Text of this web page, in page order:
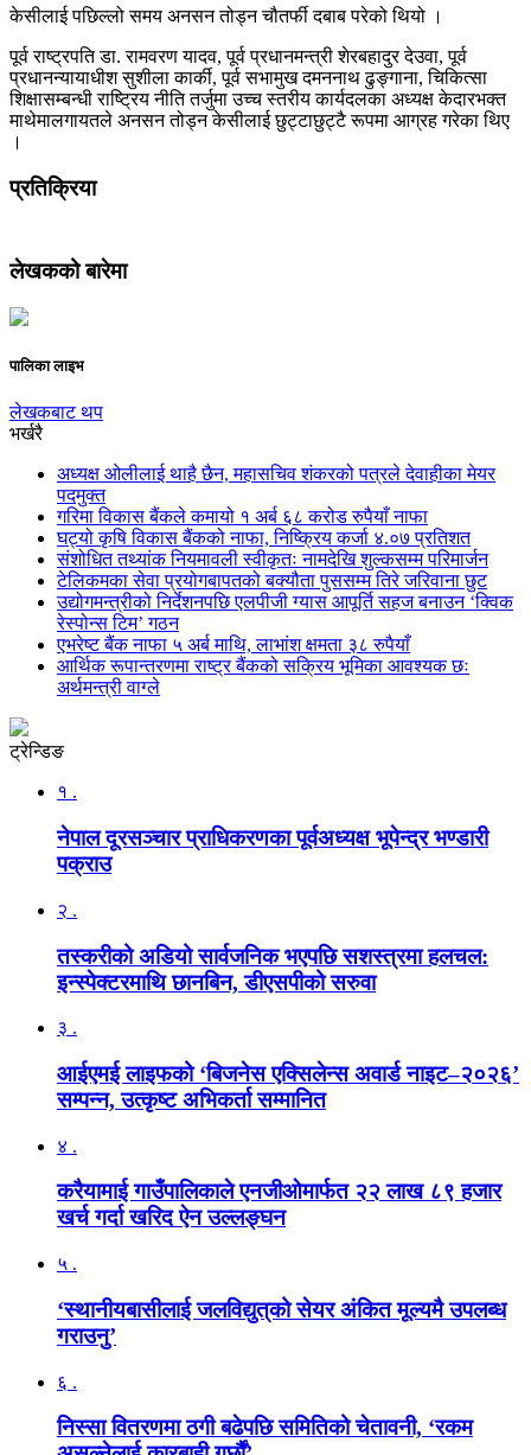
केसीलाई पछिल्लो समय अनसन तोड्न चौतर्फी दबाब परेको थियो ।
पूर्व राष्ट्रपति डा. रामवरण यादव, पूर्व प्रधानमन्त्री शेरबहादुर देउवा, पूर्व
प्रधानन्यायाधीश सुशीला कार्की, पूर्व सभामुख दमननाथ ढुङ्गाना, चिकित्सा
शिक्षासम्बन्धी राष्ट्रिय नीति तर्जुमा उच्च स्तरीय कार्यदलका अध्यक्ष केदारभक्त
माथेमालगायतले अनसन तोड्न केसीलाई छुट्टाछुट्टै रूपमा आग्रह गरेका थिए
।
प्रतिक्रिया
लेखकको बारेमा
पालिका लाइभ
लेखकबाट थप
भर्खरै
अध्यक्ष ओलीलाई थाहै छैन, महासचिव शंकरको पत्रले देवाहीका मेयर
पदमुक्त
गरिमा विकास बैंकले कमायो १ अर्ब ६८ करोड रुपैयाँ नाफा
घट्यो कृषि विकास बैंकको नाफा, निष्क्रिय कर्जा ४.०७ प्रतिशत
संशोधित तथ्यांक नियमावली स्वीकृतः नामदेखि शुल्कसम्म परिमार्जन
टेलिकमका सेवा प्रयोगबापतको बक्यौता पुससम्म तिरे जरिवाना छुट
उद्योगमन्त्रीको निर्देशनपछि एलपीजी ग्यास आपूर्ति सहज बनाउन ‘क्विक
रेस्पोन्स टिम’ गठन
एभरेष्ट बैंक नाफा ५ अर्ब माथि, लाभांश क्षमता ३८ रुपैयाँ
आर्थिक रूपान्तरणमा राष्ट्र बैंकको सक्रिय भूमिका आवश्यक छः
अर्थमन्त्री वाग्ले
ट्रेन्डिङ
१ .
नेपाल दूरसञ्चार प्राधिकरणका पूर्वअध्यक्ष भूपेन्द्र भण्डारी
पक्राउ
२ .
तस्करीको अडियो सार्वजनिक भएपछि सशस्त्रमा हलचल:
इन्स्पेक्टरमाथि छानबिन, डीएसपीको सरुवा
३ .
आईएमई लाइफको ‘बिजनेस एक्सिलेन्स अवार्ड नाइट–२०२६’
सम्पन्न, उत्कृष्ट अभिकर्ता सम्मानित
४ .
करैयामाई गाउँपालिकाले एनजीओमार्फत २२ लाख ८९ हजार
खर्च गर्दा खरिद ऐन उल्लङ्घन
५ .
‘स्थानीयबासीलाई जलविद्युत्‌को सेयर अंकित मूल्यमै उपलब्ध
गराउनु’
६ .
निस्सा वितरणमा ठगी बढेपछि समितिको चेतावनी, ‘रकम